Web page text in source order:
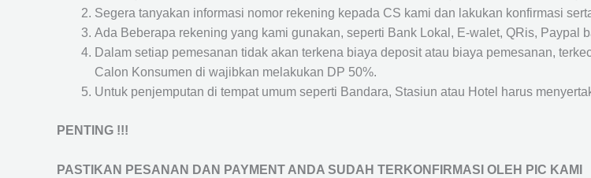
Segera tanyakan informasi nomor rekening kepada CS kami dan lakukan konfirmasi
Ada Beberapa rekening yang kami gunakan, seperti Bank Lokal, E-walet, QRis, Paypal
Dalam setiap pemesanan tidak akan terkena biaya deposit atau biaya pemesanan,
Calon Konsumen di wajibkan melakukan DP 50%.
Untuk penjemputan di tempat umum seperti Bandara, Stasiun atau Hotel harus
PENTING !!!
PASTIKAN PESANAN DAN PAYMENT ANDA SUDAH TERKONFIRMASI OLEH PIC KAMI